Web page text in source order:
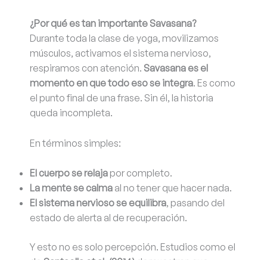
¿Por qué es tan importante Savasana?
Durante toda la clase de yoga, movilizamos
músculos, activamos el sistema nervioso,
respiramos con atención. Savasana es el
momento en que todo eso se integra. Es como
el punto final de una frase. Sin él, la historia
queda incompleta.
En términos simples:
El cuerpo se relaja por completo.
La mente se calma al no tener que hacer nada.
El sistema nervioso se equilibra, pasando del
estado de alerta al de recuperación.
Y esto no es solo percepción. Estudios como el